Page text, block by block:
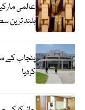
بلند ترین
پنجاب کے
کردیا